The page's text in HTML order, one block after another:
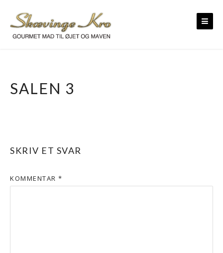
content
SALEN 3
SKRIV ET SVAR
KOMMENTAR *